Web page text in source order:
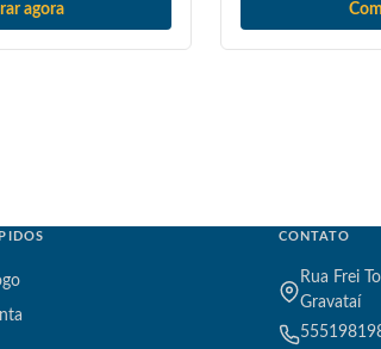
agora
CONTATO
Rua Frei
Gravataí